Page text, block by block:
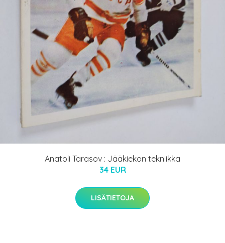
Anatoli Tarasov : Jääkiekon tekniikka
34 EUR
LISÄTIETOJA